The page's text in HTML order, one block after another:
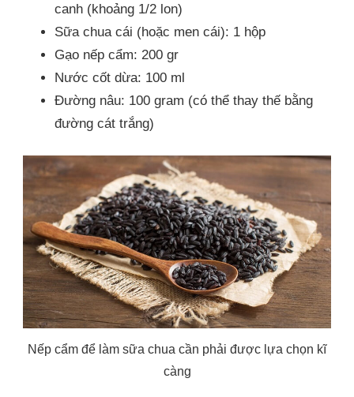
canh (khoảng 1/2 lon)
Sữa chua cái (hoặc men cái): 1 hộp
Gạo nếp cẩm: 200 gr
Nước cốt dừa: 100 ml
Đường nâu: 100 gram (có thể thay thế bằng
đường cát trắng)
Nếp cẩm để làm sữa chua cần phải được lựa chọn kĩ
càng